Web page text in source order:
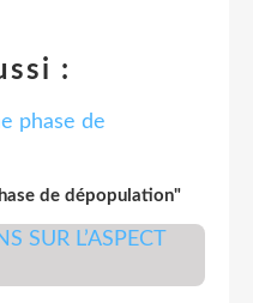
:
de dépopulation"